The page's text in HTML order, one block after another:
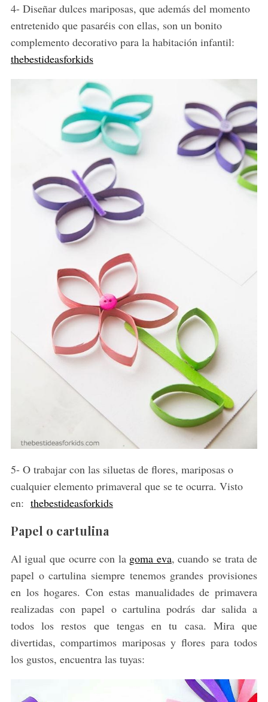
4- Diseñar dulces mariposas, que además del momento
entretenido que pasaréis con ellas, son un bonito
complemento decorativo para la habitación infantil:
thebestideasforkids
5- O trabajar con las siluetas de flores, mariposas o
cualquier elemento primaveral que se te ocurra. Visto
en: thebestideasforkids
Papel o cartulina
Al igual que ocurre con la goma eva, cuando se trata de
papel o cartulina siempre tenemos grandes provisiones
en los hogares. Con estas manualidades de primavera
realizadas con papel o cartulina podrás dar salida a
todos los restos que tengas en tu casa. Mira que
divertidas, compartimos mariposas y flores para todos
los gustos, encuentra las tuyas: